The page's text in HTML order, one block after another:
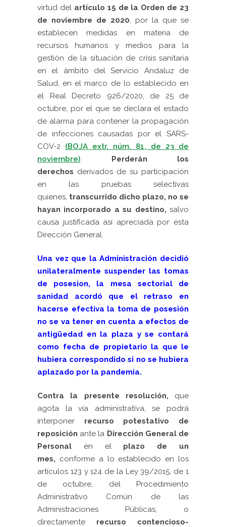
virtud delartículo 15 de la Orden de 23
de noviembre de 2020, por la que se
establecen medidas en materia de
recursos humanos y medios para la
gestión de la situación de crisis sanitaria
en el ámbito del Servicio Andaluz de
Salud, en el marco de lo establecido en
el Real Decreto 926/2020, de 25 de
octubre, por el que se declara el estado
de alarma para contener la propagación
de infecciones causadas por el SARS-
COV-2 (BOJA extr. núm. 81, de 23 de
noviembre). Perderán los
derechos derivados de su participación
en las pruebas selectivas
quienes, transcurrido dicho plazo, no se
hayan incorporado a su destino, salvo
causa justificada así apreciada por esta
Dirección General.
Una vez que la Administración decidió
unilateralmente suspender las tomas
de posesion, la mesa sectorial de
sanidad acordó que el retraso en
hacerse efectiva la toma de posesión
no se va tener en cuenta a efectos de
antigüedad en la plaza y se contará
como fecha de propietario la que le
hubiera correspondido si no se hubiera
aplazado por la pandemia.
Contra la presente resolución, que
agota la vía administrativa, se podrá
interponer recurso potestativo de
reposición ante la Dirección General de
Personal en el plazo de un
mes, conforme a lo establecido en los
artículos 123 y 124 de la Ley 39/2015, de 1
de octubre, del Procedimiento
Administrativo Común de las
Administraciones Públicas, o
directamente recurso contencioso-